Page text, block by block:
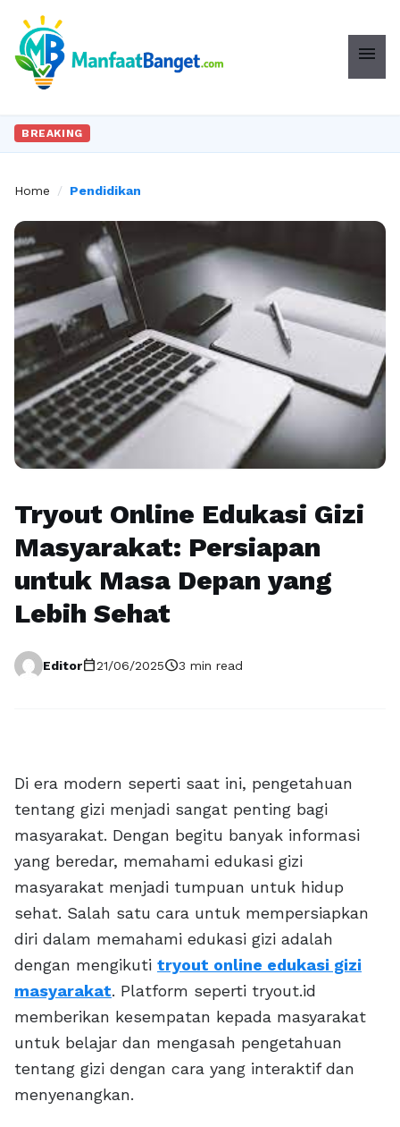
menu
BREAKING
Home / Pendidikan
Tryout Online Edukasi Gizi
Masyarakat: Persiapan
untuk Masa Depan yang
Lebih Sehat
Editorcalendar_today21/06/2025schedule3 min read
Di era modern seperti saat ini, pengetahuan
tentang gizi menjadi sangat penting bagi
masyarakat. Dengan begitu banyak informasi
yang beredar, memahami edukasi gizi
masyarakat menjadi tumpuan untuk hidup
sehat. Salah satu cara untuk mempersiapkan
diri dalam memahami edukasi gizi adalah
dengan mengikuti tryout online edukasi gizi
masyarakat. Platform seperti tryout.id
memberikan kesempatan kepada masyarakat
untuk belajar dan mengasah pengetahuan
tentang gizi dengan cara yang interaktif dan
menyenangkan.